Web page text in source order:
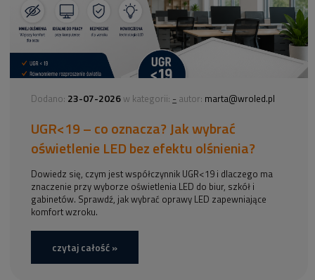
Dodano: 23-07-2026 w kategorii: - autor: marta@wroled.pl
UGR<19 – co oznacza? Jak wybrać
oświetlenie LED bez efektu olśnienia?
Dowiedz się, czym jest współczynnik UGR<19 i dlaczego ma
znaczenie przy wyborze oświetlenia LED do biur, szkół i
gabinetów. Sprawdź, jak wybrać oprawy LED zapewniające
komfort wzroku.
czytaj całość »